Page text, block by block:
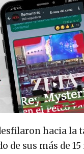
hacia
sus más de